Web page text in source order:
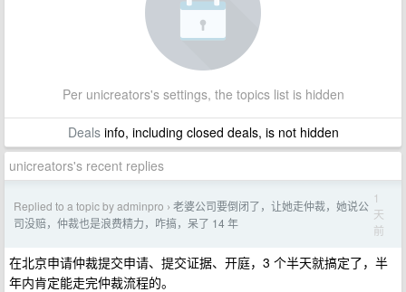
Per unicreators's settings, the topics list is hidden
Dealsinfo, including closed deals, is not hidden
unicreators's recent replies
Replied to a topic by adminpro › 老婆公司要倒闭了，让她走仲裁，她说公
司没赔，仲裁也是浪费精力，咋搞，呆了 14 年
1
天
前
在北京申请仲裁提交申请、提交证据、开庭，3 个半天就搞定了，半
年内肯定能走完仲裁流程的。